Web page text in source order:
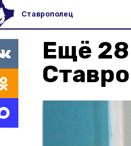
Ставрополец
Ещё